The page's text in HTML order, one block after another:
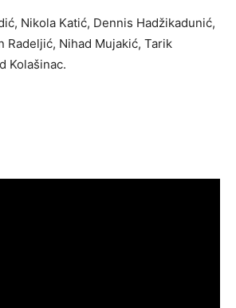
Nikola Katić, Dennis Hadžikadunić,
Radeljić, Nihad Mujakić, Tarik
Kolašinac.